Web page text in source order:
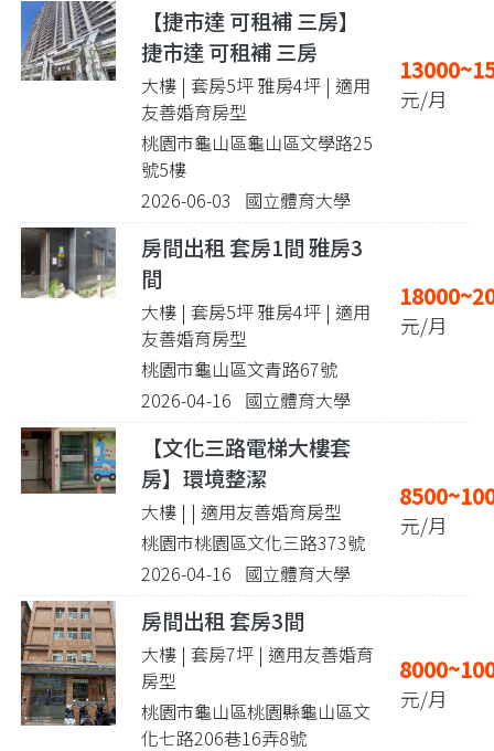
【捷市達 可租補 三房】
捷市達 可租補 三房
大樓 | 套房5坪 雅房4坪 | 適用
友善婚育房型
桃園市龜山區龜山區文學路25
號5樓
2026-06-03 國立體育大學
元/月
房間出租 套房1間 雅房3
間
大樓 | 套房5坪 雅房4坪 | 適用
友善婚育房型
桃園市龜山區文青路67號
2026-04-16 國立體育大學
元/月
【文化三路電梯大樓套
房】環境整潔
大樓 | | 適用友善婚育房型
桃園市桃園區文化三路373號
2026-04-16 國立體育大學
元/月
房間出租 套房3間
大樓 | 套房7坪 | 適用友善婚育
房型
桃園市龜山區桃園縣龜山區文
化七路206巷16弄8號
元/月